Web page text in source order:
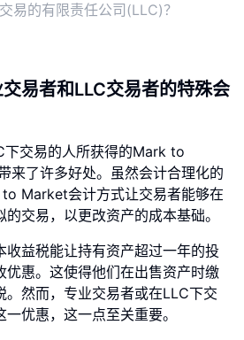
易的有限责任公司(LLC)？
易者和LLC交易者的特殊会
下交易的人所获得的Mark to
来了许多好处。虽然会计合理化的
Market会计方式让交易者能够在
交易，以更改资产的成本基础。
收益税能让持有资产超过一年的投
优惠。这使得他们在出售资产时缴
。然而，专业交易者或在LLC下交
优惠，这一点至关重要。